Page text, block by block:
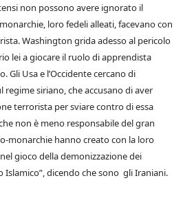
non possono avere ignorato il
loro fedeli alleati, facevano con
Washington grida adesso al pericolo
lei a giocare il ruolo di apprendista
Gli Usa e l’Occidente cercano di
regime siriano, che accusano di aver
terrorista per sviare contro di essa
non è meno responsabile del gran
monarchie hanno creato con la loro
gioco della demonizzazione dei
Islamico”, dicendo che sono gli Iraniani.